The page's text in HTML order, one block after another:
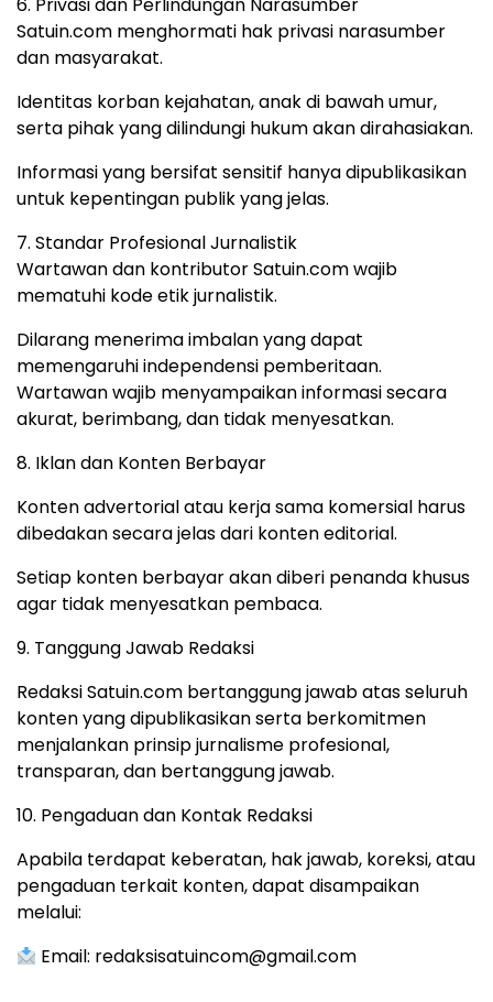
6. Privasi dan Perlindungan Narasumber
Satuin.com menghormati hak privasi narasumber
dan masyarakat.
Identitas korban kejahatan, anak di bawah umur,
serta pihak yang dilindungi hukum akan dirahasiakan.
Informasi yang bersifat sensitif hanya dipublikasikan
untuk kepentingan publik yang jelas.
7. Standar Profesional Jurnalistik
Wartawan dan kontributor Satuin.com wajib
mematuhi kode etik jurnalistik.
Dilarang menerima imbalan yang dapat
memengaruhi independensi pemberitaan.
Wartawan wajib menyampaikan informasi secara
akurat, berimbang, dan tidak menyesatkan.
8. Iklan dan Konten Berbayar
Konten advertorial atau kerja sama komersial harus
dibedakan secara jelas dari konten editorial.
Setiap konten berbayar akan diberi penanda khusus
agar tidak menyesatkan pembaca.
9. Tanggung Jawab Redaksi
Redaksi Satuin.com bertanggung jawab atas seluruh
konten yang dipublikasikan serta berkomitmen
menjalankan prinsip jurnalisme profesional,
transparan, dan bertanggung jawab.
10. Pengaduan dan Kontak Redaksi
Apabila terdapat keberatan, hak jawab, koreksi, atau
pengaduan terkait konten, dapat disampaikan
melalui:
Email: redaksisatuincom@gmail.com